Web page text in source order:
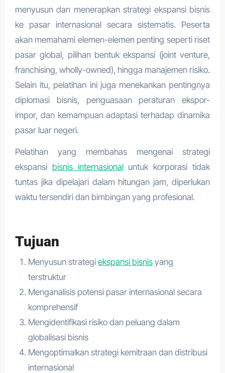
menyusun dan menerapkan strategi ekspansi bisnis
ke pasar internasional secara sistematis. Peserta
akan memahami elemen-elemen penting seperti riset
pasar global, pilihan bentuk ekspansi (joint venture,
franchising, wholly-owned), hingga manajemen risiko.
Selain itu, pelatihan ini juga menekankan pentingnya
diplomasi bisnis, penguasaan peraturan ekspor-
impor, dan kemampuan adaptasi terhadap dinamika
pasar luar negeri.
Pelatihan yang membahas mengenai strategi
ekspansi bisnis internasionaluntuk korporasi tidak
tuntas jika dipelajari dalam hitungan jam, diperlukan
waktu tersendiri dan bimbingan yang profesional.
Tujuan
Menyusun strategi ekspansi bisnisyang
terstruktur
Menganalisis potensi pasar internasional secara
komprehensif
Mengidentifikasi risiko dan peluang dalam
globalisasi bisnis
Mengoptimalkan strategi kemitraan dan distribusi
internasional